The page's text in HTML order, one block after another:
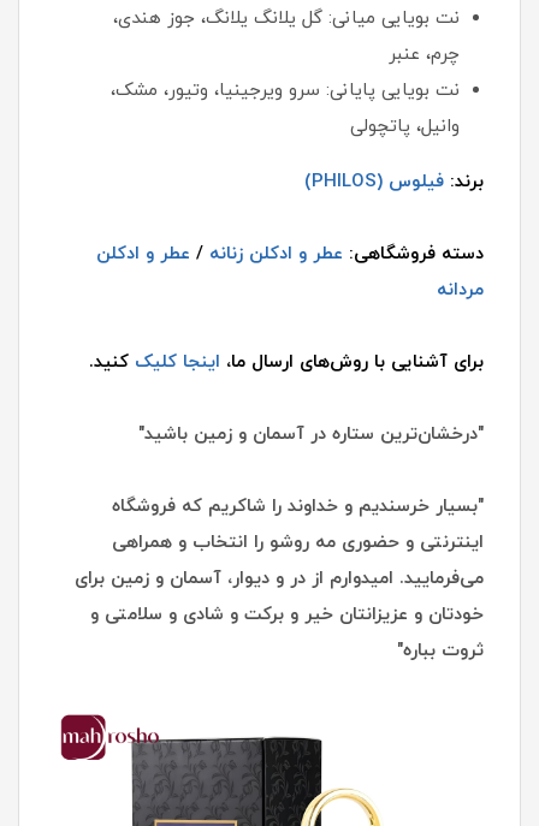
نت بویایی میانی: گل یلانگ یلانگ، جوز هندی،
چرم، عنبر
نت بویایی پایانی: سرو ویرجینیا، وتیور، مشک،
وانیل، پاتچولی
برند: فیلوس (PHILOS)
دسته فروشگاهی: عطر و ادکلن زنانه / عطر و ادکلن
مردانه
برای آشنایی با روش‌های ارسال ما، اینجا کلیک کنید.
"درخشان‌ترین ستاره در آسمان و زمین باشید"
"بسیار خرسندیم و خداوند را شاکریم که فروشگاه
اینترنتی و حضوری مه روشو را انتخاب و همراهی
می‌فرمایید. امیدوارم از در و دیوار، آسمان و زمین برای
خودتان و عزیزانتان خیر و برکت و شادی و سلامتی و
ثروت بباره"